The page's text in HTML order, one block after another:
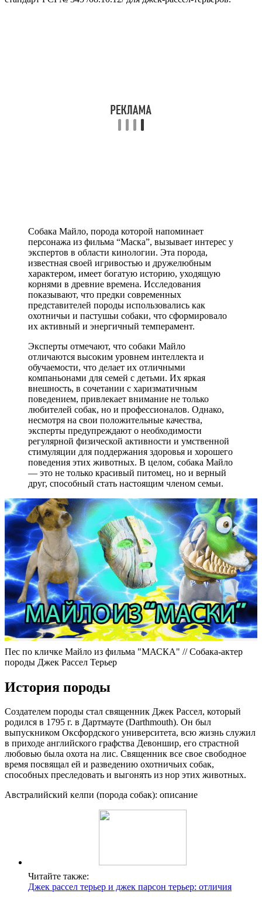
Собака Майло, порода которой напоминает
персонажа из фильма “Маска”, вызывает интерес у
экспертов в области кинологии. Эта порода,
известная своей игривостью и дружелюбным
характером, имеет богатую историю, уходящую
корнями в древние времена. Исследования
показывают, что предки современных
представителей породы использовались как
охотничьи и пастушьи собаки, что сформировало
их активный и энергичный темперамент.
Эксперты отмечают, что собаки Майло
отличаются высоким уровнем интеллекта и
обучаемости, что делает их отличными
компаньонами для семей с детьми. Их яркая
внешность, в сочетании с харизматичным
поведением, привлекает внимание не только
любителей собак, но и профессионалов. Однако,
несмотря на свои положительные качества,
эксперты предупреждают о необходимости
регулярной физической активности и умственной
стимуляции для поддержания здоровья и хорошего
поведения этих животных. В целом, собака Майло
— это не только красивый питомец, но и верный
друг, способный стать настоящим членом семьи.
Пес по кличке Майло из фильма "МАСКА" // Собака-актер
породы Джек Рассел Терьер
История породы
Создателем породы стал священник Джек Рассел, который
родился в 1795 г. в Дартмауте (Darthmouth). Он был
выпускником Оксфордского университета, всю жизнь служил
в приходе английского графства Девоншир, его страстной
любовью была охота на лис. Священник все свое свободное
время посвящал ей и разведению охотничьих собак,
способных преследовать и выгонять из нор этих животных.
Австралийский келпи (порода собак): описание
Читайте также:
Джек рассел терьер и джек парсон терьер: отличия